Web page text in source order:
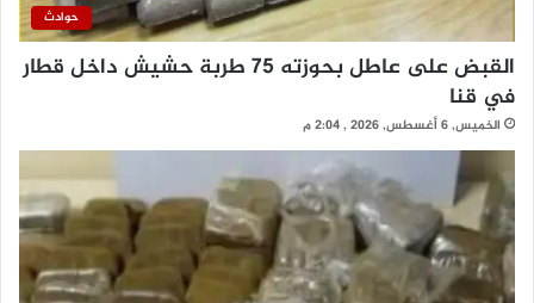
حوادث
القبض على عاطل بحوزته 75 طربة حشيش داخل قطار
في قنا
الخميس, 6 أغسطس, 2026 , 2:04 م